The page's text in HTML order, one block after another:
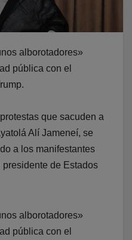
alborotadores»
pública con el
que sacuden a
Alí Jameneí, se
a los manifestantes
de Estados
alborotadores»
pública con el